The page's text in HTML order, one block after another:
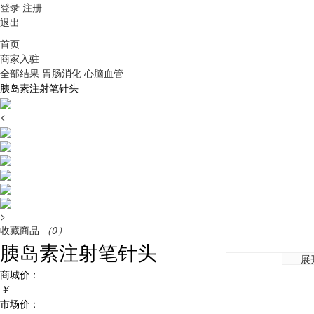
登录 注册
退出
首页
商家入驻
全部结果 胃肠消化 心脑血管
胰岛素注射笔针头
<
>
收藏商品
（0）
胰岛素注射笔针头
商城价：
￥
市场价：
展